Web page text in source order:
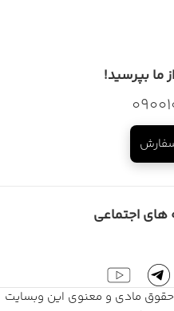
ما بپرسید!
اجتماعی
– همه حقوق مادی و معنوی این وبسایت